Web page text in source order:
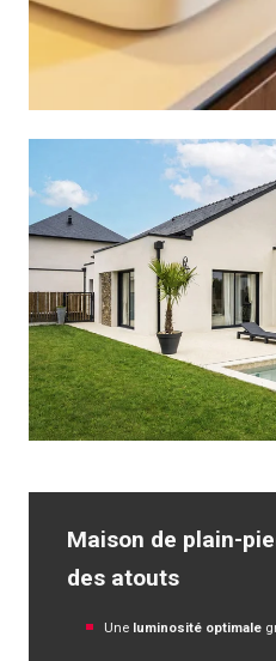
Maison de plain-
des atouts
Une luminosité optimale